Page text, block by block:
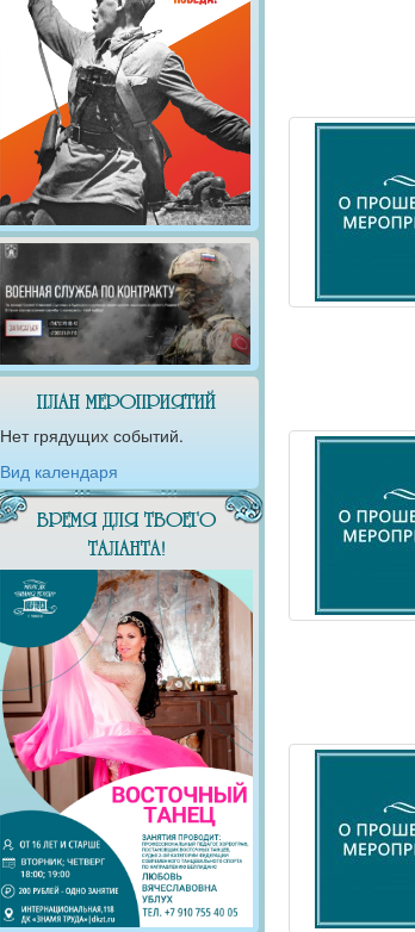
ПЛАН МЕРОПРИЯТИЙ
Нет грядущих событий.
Вид календаря
ВРЕМЯ ДЛЯ ТВОЕГО
ТАЛАНТА!